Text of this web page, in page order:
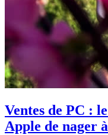
Ventes de PC :
Apple de nager